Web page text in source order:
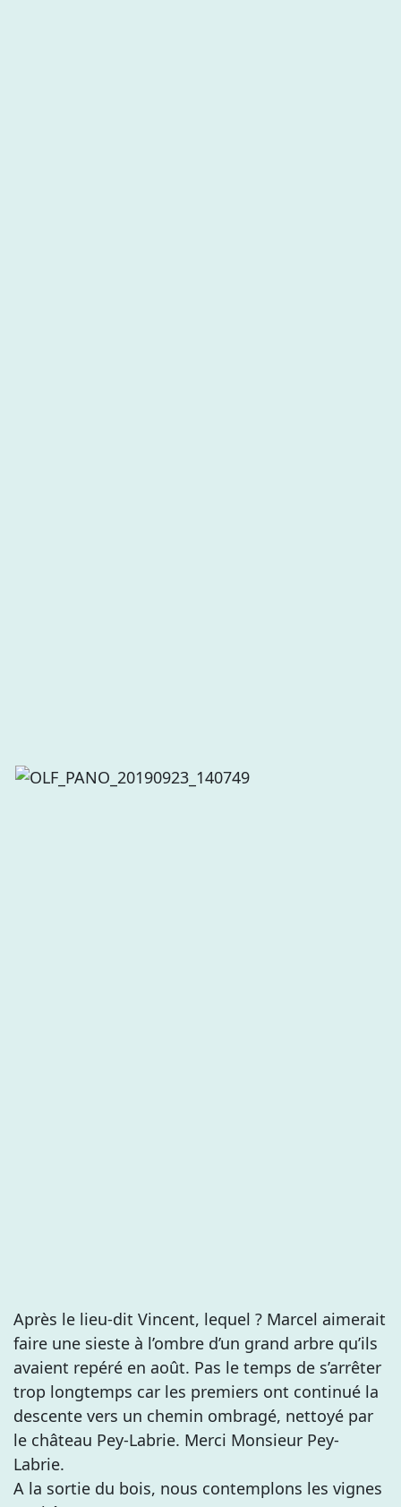
Après le lieu-dit Vincent, lequel ? Marcel aimerait
faire une sieste à l’ombre d’un grand arbre qu’ils
avaient repéré en août. Pas le temps de s’arrêter
trop longtemps car les premiers ont continué la
descente vers un chemin ombragé, nettoyé par
le château Pey-Labrie. Merci Monsieur Pey-
Labrie.
A la sortie du bois, nous contemplons les vignes